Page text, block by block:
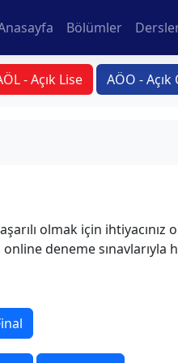
Bölümler
- Açık Lise AÖO -
olmak için ihtiyacınız
deneme sınavlarıyla